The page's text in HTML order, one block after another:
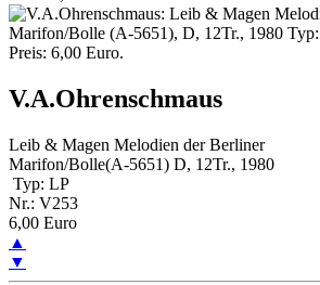
V.A.Ohrenschmaus
Leib & Magen Melodien der Berliner
Marifon/Bolle(A-5651) D, 12Tr., 1980
Typ: LP
Nr.: V253
6,00 Euro
▲
▼